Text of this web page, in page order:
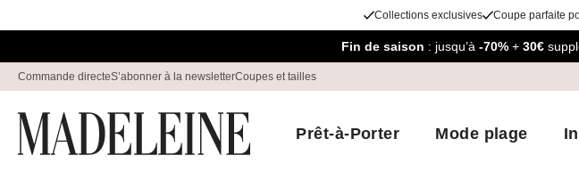
Collections exclusives Coupe parfaite
Fin de saison : jusqu’à -70%+ 30€
Commande directeS’abonner à la newsletterCoupes et tailles
Prêt-à-Porter Mode plage